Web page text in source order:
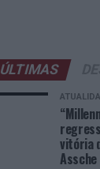
ÚLTIMAS
vitória
Assche